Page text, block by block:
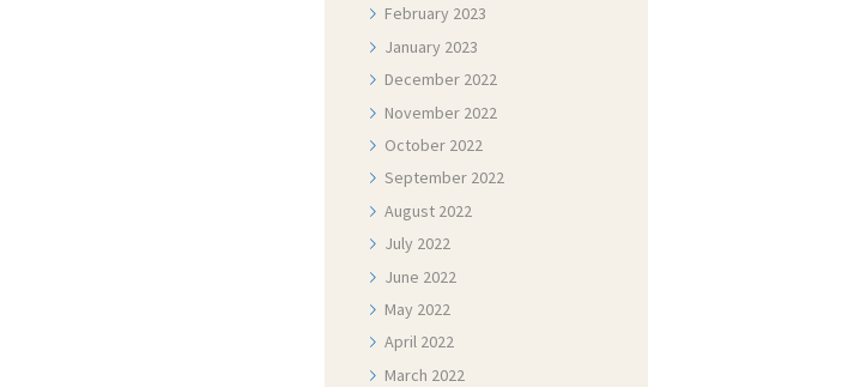
February 2023
January 2023
December 2022
November 2022
October 2022
September 2022
August 2022
July 2022
June 2022
May 2022
April 2022
March 2022